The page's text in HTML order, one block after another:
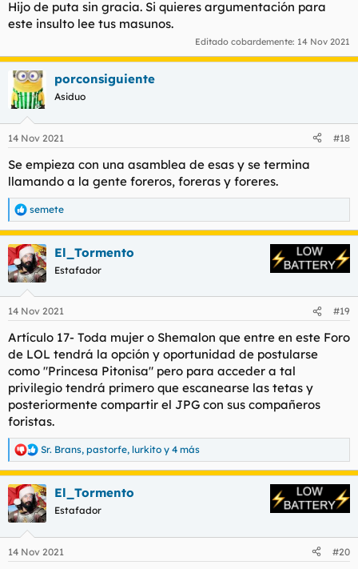
Hijo de puta sin gracia. Si quieres argumentación para
este insulto lee tus masunos.
Editado cobardemente: 14 Nov 2021
porconsiguiente
Asiduo
14 Nov 2021 #18
Se empieza con una asamblea de esas y se termina
llamando a la gente foreros, foreras y foreres.
R
e
a
c
c
i
e
:
semete
El_Tormento
Estafador
14 Nov 2021 #19
Artículo 17- Toda mujer o Shemalon que entre en este Foro
de LOL tendrá la opción y oportunidad de postularse
como "Princesa Pitonisa" pero para acceder a tal
privilegio tendrá primero que escanearse las tetas y
posteriormente compartir el JPG con sus compañeros
foristas.
R
e
a
c
c
i
e
Sr. Brans, pastorfe, lurkito y 4 más
El_Tormento
Estafador
14 Nov 2021 #20